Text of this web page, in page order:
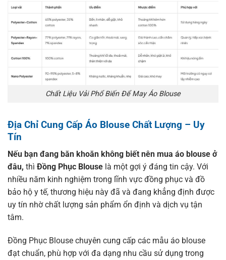
Chất Liệu Vải Phổ Biến Để May Áo Blouse
Địa Chỉ Cung Cấp Áo Blouse Chất Lượng – Uy
Tín
Nếu bạn đang băn khoăn không biết nên mua áo blouse ở
đâu, thì Đồng Phục Blouse là một gợi ý đáng tin cậy. Với
nhiều năm kinh nghiệm trong lĩnh vực đồng phục và đồ
bảo hộ y tế, thương hiệu này đã và đang khẳng định được
uy tín nhờ chất lượng sản phẩm ổn định và dịch vụ tận
tâm.
Đồng Phục Blouse chuyên cung cấp các mẫu áo blouse
đạt chuẩn, phù hợp với đa dạng nhu cầu sử dụng trong